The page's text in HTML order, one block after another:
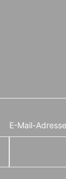
E-Mail-Adresse